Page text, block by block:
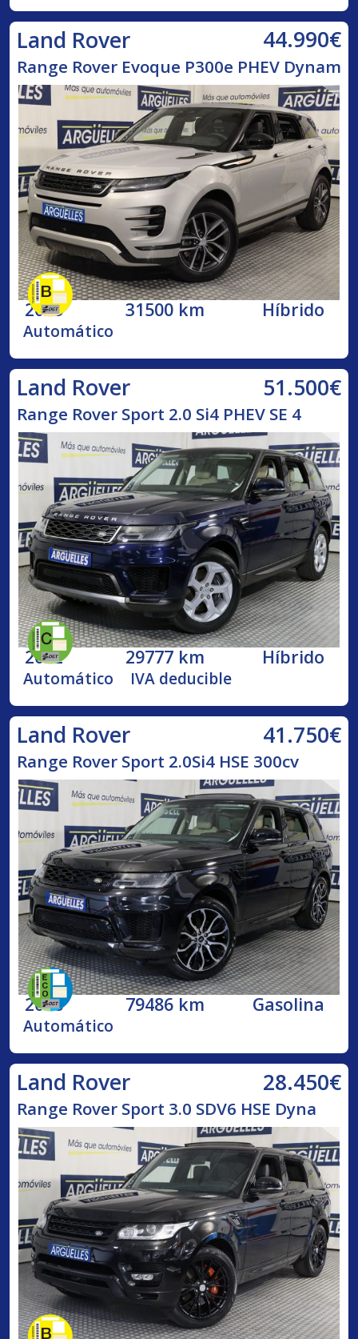
Land Rover 44.990€
Range Rover Evoque P300e PHEV Dynam
2025 31500 km Híbrido
Automático
Land Rover 51.500€
Range Rover Sport 2.0 Si4 PHEV SE 4
2022 29777 km Híbrido
Automático IVA deducible
Land Rover 41.750€
Range Rover Sport 2.0Si4 HSE 300cv
2018 79486 km Gasolina
Automático
Land Rover 28.450€
Range Rover Sport 3.0 SDV6 HSE Dyna